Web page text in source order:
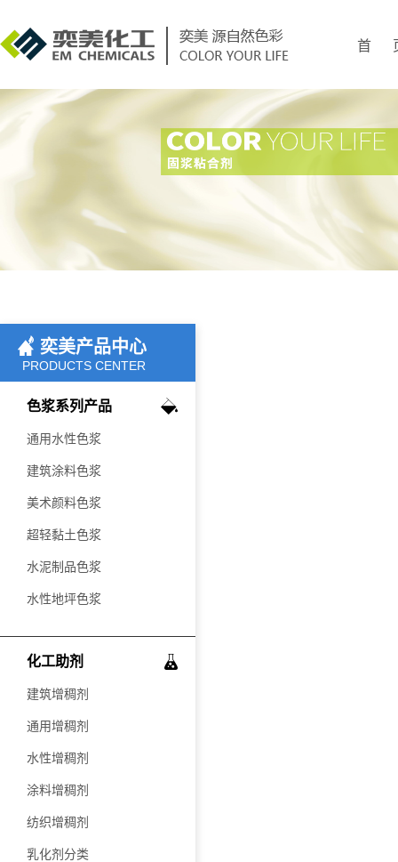
首
奕美产品中心
PRODUCTS CENTER
色浆系列产品
通用水性色浆
建筑涂料色浆
美术颜料色浆
超轻黏土色浆
水泥制品色浆
水性地坪色浆
化工助剂
建筑增稠剂
通用增稠剂
水性增稠剂
涂料增稠剂
纺织增稠剂
乳化剂分类